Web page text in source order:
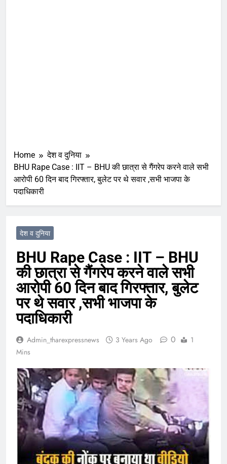
Home
देश व दुनिया
BHU Rape Case : IIT – BHU की छात्रा से गैंगरेप करने वाले सभी
आरोपी 60 दिन बाद गिरफ्तार, बुलेट पर थे सवार ,सभी भाजपा के
पदाधिकारी
देश व दुनिया
BHU Rape Case : IIT – BHU
की छात्रा से गैंगरेप करने वाले सभी
आरोपी 60 दिन बाद गिरफ्तार, बुलेट
पर थे सवार ,सभी भाजपा के
पदाधिकारी
Admin_tharexpressnews 3 Years Ago 0
1
Mins